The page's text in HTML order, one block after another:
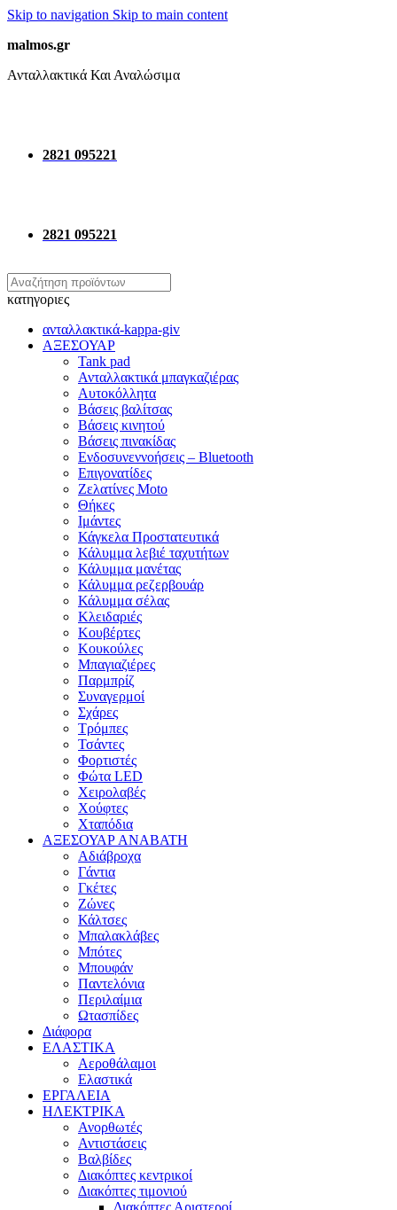
Skip to navigation Skip to main content
malmos.gr
Ανταλλακτικά Και Αναλώσιμα
2821 095221
2821 095221
κατηγοριες
ανταλλακτικά-kappa-giv
ΑΞΕΣΟΥΑΡ
Tank pad
Ανταλλακτικά μπαγκαζιέρας
Αυτοκόλλητα
Βάσεις βαλίτσας
Βάσεις κινητού
Βάσεις πινακίδας
Ενδοσυνεννοήσεις – Bluetooth
Επιγονατίδες
Ζελατίνες Moto
Θήκες
Ιμάντες
Κάγκελα Προστατευτικά
Κάλυμμα λεβιέ ταχυτήτων
Κάλυμμα μανέτας
Κάλυμμα ρεζερβουάρ
Κάλυμμα σέλας
Κλειδαριές
Κουβέρτες
Κουκούλες
Μπαγιαζιέρες
Παρμπρίζ
Συναγερμοί
Σχάρες
Τρόμπες
Τσάντες
Φορτιστές
Φώτα LED
Χειρολαβές
Χούφτες
Χταπόδια
ΑΞΕΣΟΥΑΡ ΑΝΑΒΑΤΗ
Αδιάβροχα
Γάντια
Γκέτες
Ζώνες
Κάλτσες
Μπαλακλάβες
Μπότες
Μπουφάν
Παντελόνια
Περιλαίμια
Ωτασπίδες
Διάφορα
ΕΛΑΣΤΙΚΑ
Αεροθάλαμοι
Ελαστικά
ΕΡΓΑΛΕΙΑ
ΗΛΕΚΤΡΙΚΑ
Ανορθωτές
Αντιστάσεις
Βαλβίδες
Διακόπτες κεντρικοί
Διακόπτες τιμονιού
Διακόπτες Αριστεροί